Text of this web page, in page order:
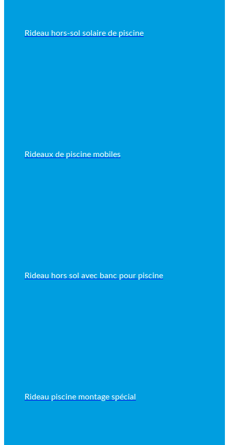
Rideau hors-sol solaire de piscine
Rideaux de piscine mobiles
Rideau hors sol avec banc pour piscine
Rideau piscine montage spécial